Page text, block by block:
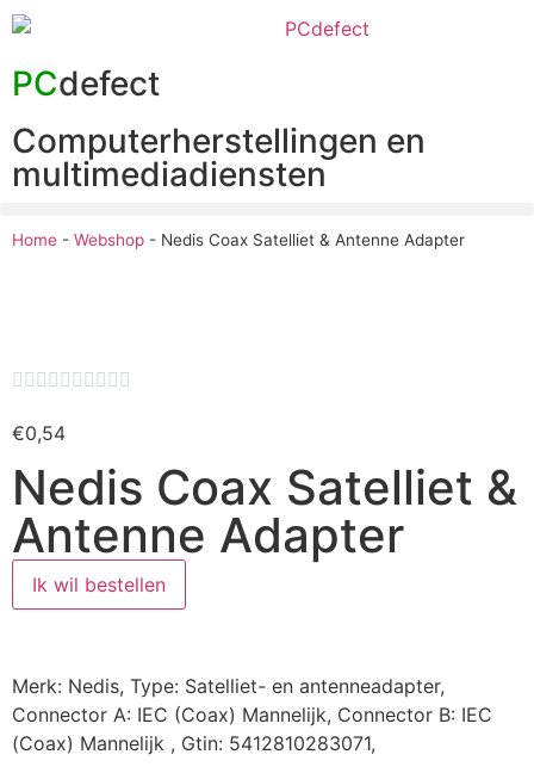
PCdefect
Computerherstellingen en
multimediadiensten
Home - Webshop - Nedis Coax Satelliet & Antenne Adapter
         
€0,54
Nedis Coax Satelliet &
Antenne Adapter
Ik wil bestellen
Merk: Nedis, Type: Satelliet- en antenneadapter,
Connector A: IEC (Coax) Mannelijk, Connector B: IEC
(Coax) Mannelijk , Gtin: 5412810283071,